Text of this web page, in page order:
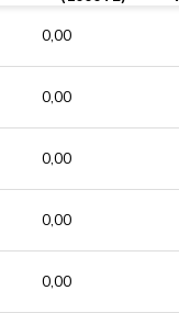
0,00
0,00
0,00
0,00
0,00